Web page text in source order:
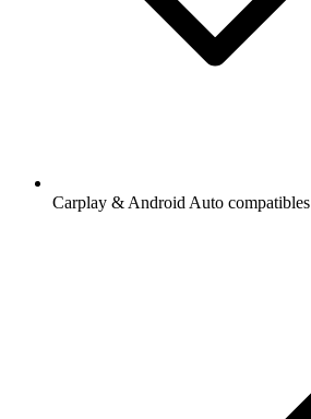
Carplay & Android Auto compatibles